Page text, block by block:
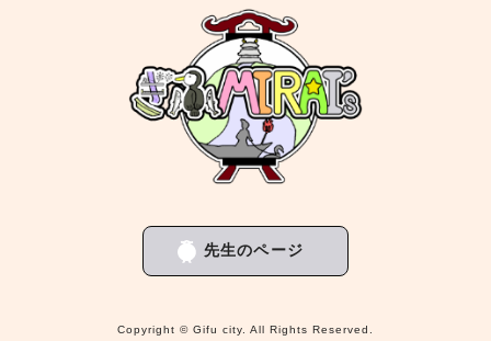
先生のページ
Copyright © Gifu city. All Rights Reserved.